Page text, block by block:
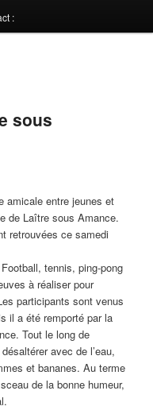
:
sous
amicale entre jeunes et
de Laître sous Amance.
retrouvées ce samedi
tennis, ping-pong
à réaliser pour
participants sont venus
il a été remporté par la
Tout le long de
avec de l’eau,
et bananes. Au terme
de la bonne humeur,